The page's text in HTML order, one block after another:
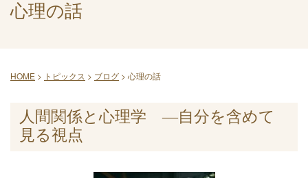
心理の話
HOME > トピックス > ブログ > 心理の話
人間関係と心理学 ―自分を含めて
見る視点